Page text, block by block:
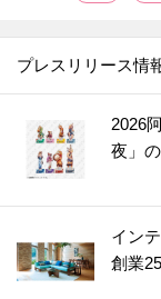
プレスリリース情
2026
夜」
イン
創業